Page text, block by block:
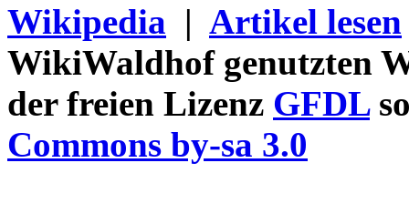
Wikipedia | Artikel lesen
WikiWaldhof genutzten
der freien Lizenz GFDL
Commons by-sa 3.0